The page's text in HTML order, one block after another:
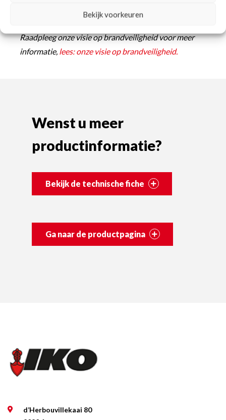
Bekijk voorkeuren
Raadpleeg onze visie op brandveiligheid voor meer
informatie, lees: onze visie op brandveiligheid.
Wenst u meer
productinformatie?
Bekijk de technische fiche
Ga naar de productpagina
d’Herbouvillekaai 80